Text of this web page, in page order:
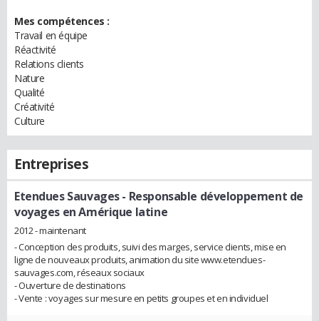
Mes compétences :
Travail en équipe
Réactivité
Relations clients
Nature
Qualité
Créativité
Culture
Entreprises
Etendues Sauvages- Responsable développement de
voyages en Amérique latine
2012 - maintenant
- Conception des produits, suivi des marges, service clients, mise en
ligne de nouveaux produits, animation du site www.etendues-
sauvages.com, réseaux sociaux
- Ouverture de destinations
- Vente : voyages sur mesure en petits groupes et en individuel